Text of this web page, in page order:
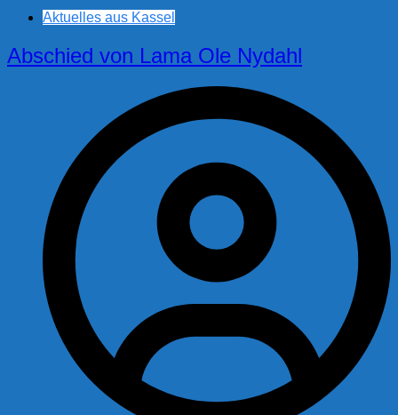
Aktuelles aus Kassel
Abschied von Lama Ole Nydahl